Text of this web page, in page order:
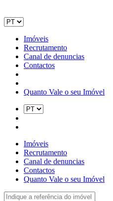
Imóveis
Recrutamento
Canal de denuncias
Contactos
Quanto Vale o seu Imóvel
Imóveis
Recrutamento
Canal de denuncias
Contactos
Quanto Vale o seu Imóvel